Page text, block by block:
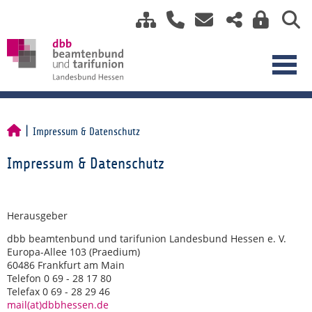
Impressum & Datenschutz
Impressum & Datenschutz
Herausgeber
dbb beamtenbund und tarifunion Landesbund Hessen e. V.
Europa-Allee 103 (Praedium)
60486 Frankfurt am Main
Telefon 0 69 - 28 17 80
Telefax 0 69 - 28 29 46
mail(at)dbbhessen.de